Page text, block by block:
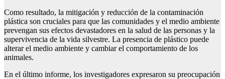
Como resultado, la mitigación y reducción de la contaminación
plástica son cruciales para que las comunidades y el medio ambiente
prevengan sus efectos devastadores en la salud de las personas y la
supervivencia de la vida silvestre. La presencia de plástico puede
alterar el medio ambiente y cambiar el comportamiento de los
animales.
En el último informe, los investigadores expresaron su preocupación